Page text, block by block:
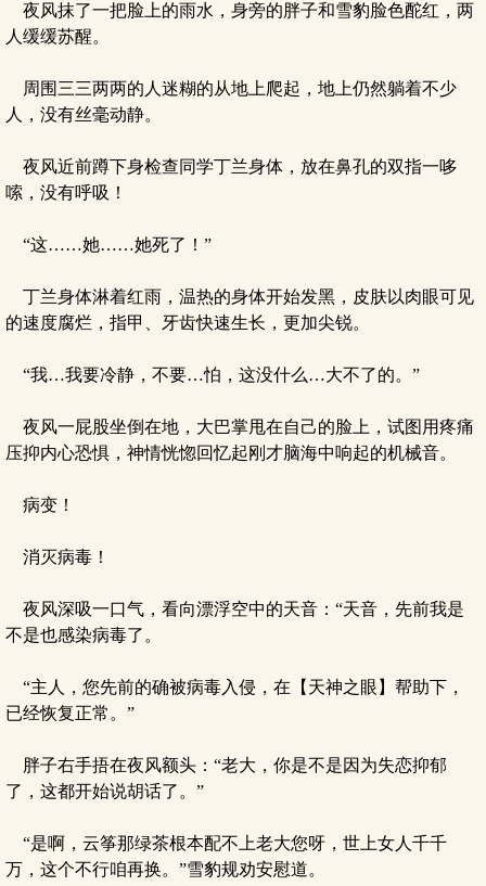
夜风抹了一把脸上的雨水，身旁的胖子和雪豹脸色酡红，两
人缓缓苏醒。
周围三三两两的人迷糊的从地上爬起，地上仍然躺着不少
人，没有丝毫动静。
夜风近前蹲下身检查同学丁兰身体，放在鼻孔的双指一哆
嗦，没有呼吸！
“这……她……她死了！”
丁兰身体淋着红雨，温热的身体开始发黑，皮肤以肉眼可见
的速度腐烂，指甲、牙齿快速生长，更加尖锐。
“我…我要冷静，不要…怕，这没什么…大不了的。”
夜风一屁股坐倒在地，大巴掌甩在自己的脸上，试图用疼痛
压抑内心恐惧，神情恍惚回忆起刚才脑海中响起的机械音。
病变！
消灭病毒！
夜风深吸一口气，看向漂浮空中的天音：“天音，先前我是
不是也感染病毒了。
“主人，您先前的确被病毒入侵，在【天神之眼】帮助下，
已经恢复正常。”
胖子右手捂在夜风额头：“老大，你是不是因为失恋抑郁
了，这都开始说胡话了。”
“是啊，云筝那绿茶根本配不上老大您呀，世上女人千千
万，这个不行咱再换。”雪豹规劝安慰道。